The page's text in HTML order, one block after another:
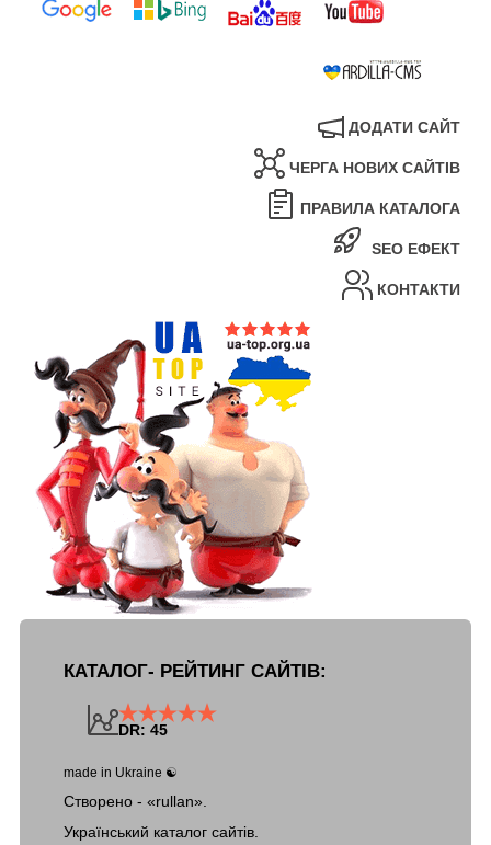
ДОДАТИ САЙТ
ЧЕРГА НОВИХ САЙТІВ
ПРАВИЛА КАТАЛОГА
SEO ЕФЕКТ
КОНТАКТИ
КАТАЛОГ- РЕЙТИНГ САЙТІВ:
DR: 45
made in Ukraine ☯
Створено - «rullan».
Український каталог сайтів.